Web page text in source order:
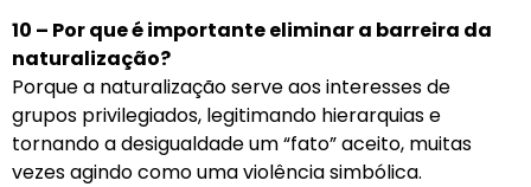
10 – Por que é importante eliminar a barreira da
naturalização?
Porque a naturalização serve aos interesses de
grupos privilegiados, legitimando hierarquias e
tornando a desigualdade um “fato” aceito, muitas
vezes agindo como uma violência simbólica.